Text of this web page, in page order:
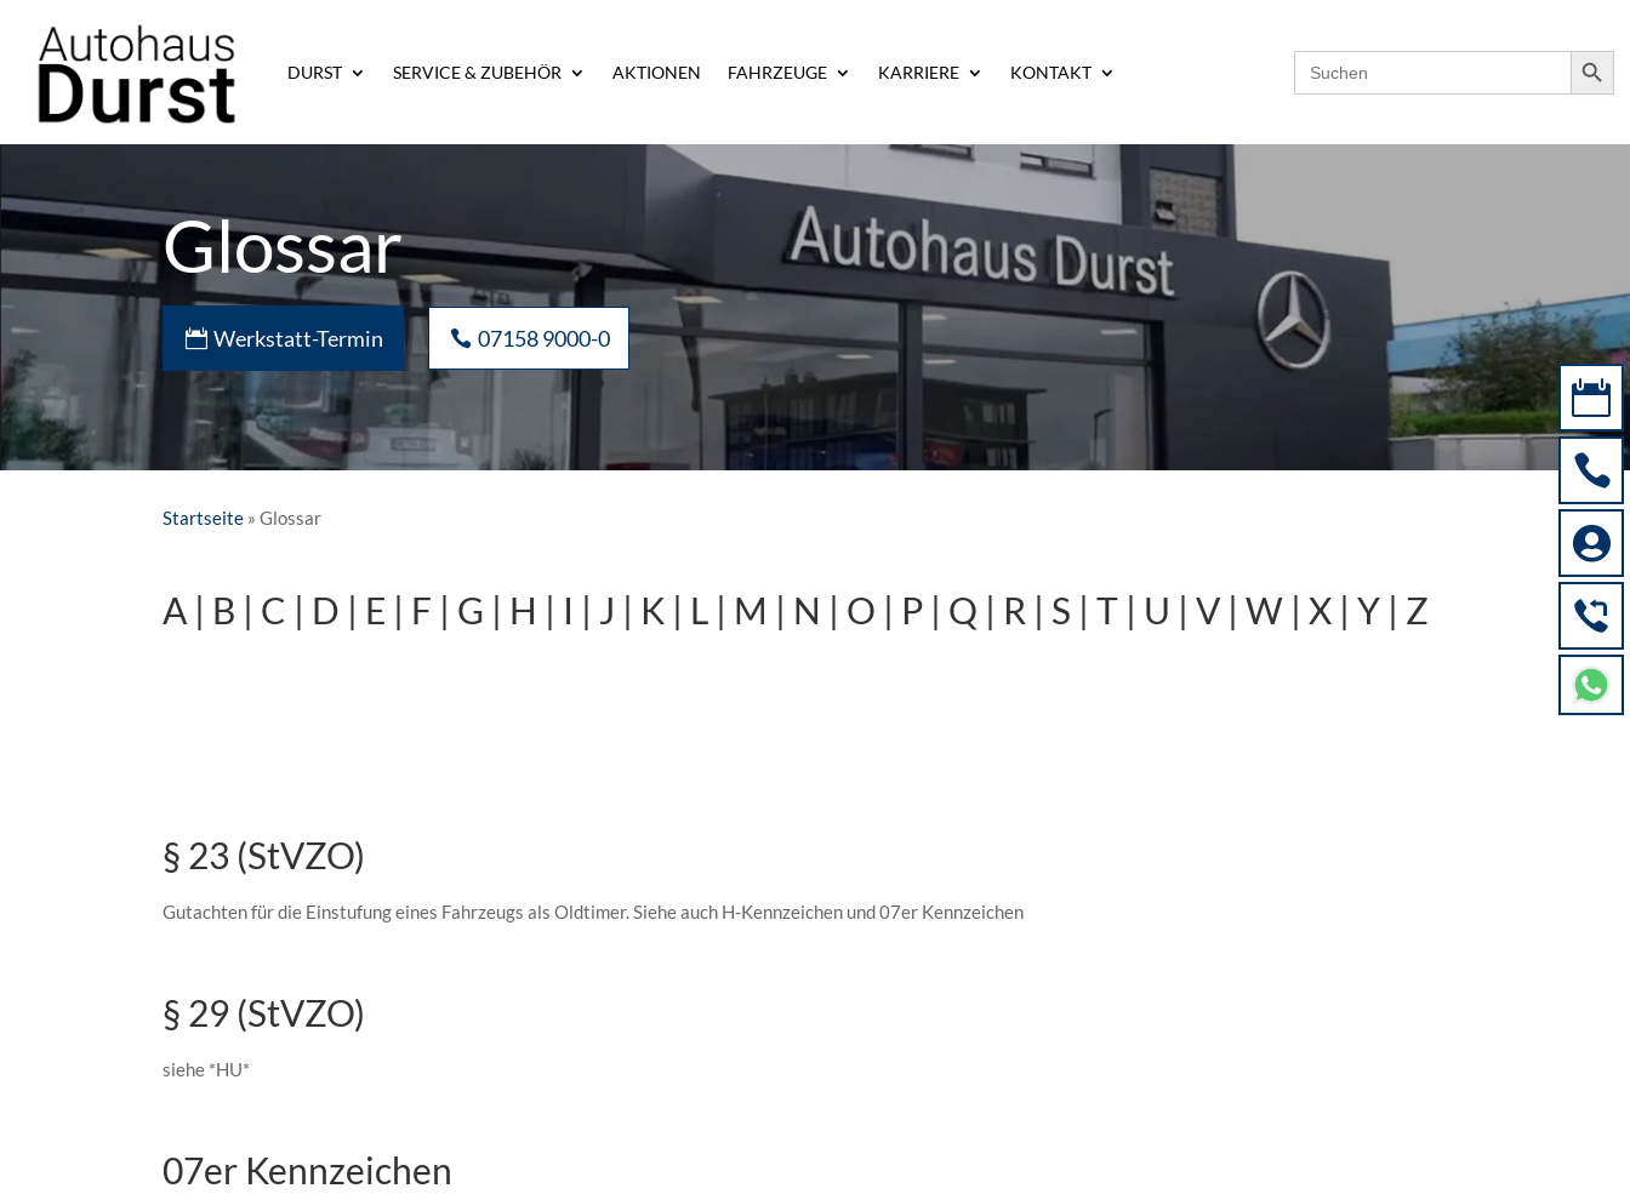
DURST SERVICE & ZUBEHÖR AKTIONEN FAHRZEUGE KARRIERE KONTAKT
Search
for:
Search Button
Glossar
Werkstatt-Termin 07158 9000-0
Startseite »Glossar
A | B | C | D | E | F | G | H | I | J | K | L | M | N | O | P | Q | R | S |T | U |V |W |X |Y | Z
§ 23 (StVZO)
Gutachten für die Einstufung eines Fahrzeugs als Oldtimer. Siehe auch H-Kennzeichen und 07er Kennzeichen
§ 29 (StVZO)
siehe *HU*
07er Kennzeichen


